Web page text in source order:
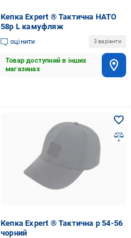
Кепка Expert ® Тактична НАТО
58р L камуфляж
оцінити 3 варіанти
Товар доступний в інших
магазинах
Кепка Expert ® Тактична р 54-56
чорний